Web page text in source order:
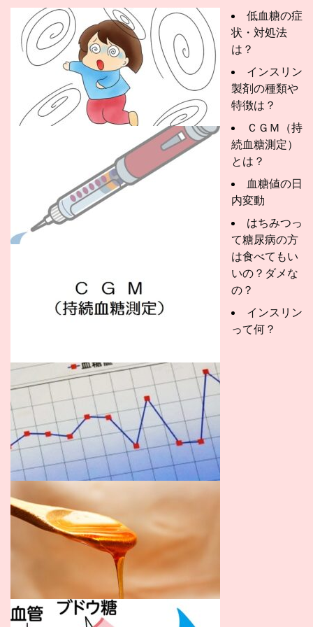
低血糖の症
状・対処法
は？
インスリン
製剤の種類や
特徴は？
ＣＧＭ（持
続血糖測定）
とは？
血糖値の日
内変動
はちみつっ
て糖尿病の方
は食べてもい
いの？ダメな
の？
インスリン
って何？